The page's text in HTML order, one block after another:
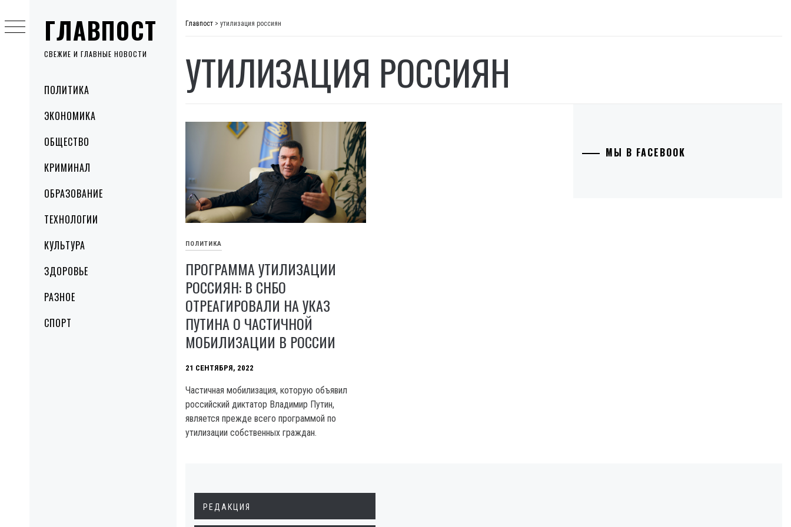
ГЛАВПОСТ
СВЕЖИЕ И ГЛАВНЫЕ НОВОСТИ
MenuПОЛИТИКА
ЭКОНОМИКА
ОБЩЕСТВО
КРИМИНАЛ
ОБРАЗОВАНИЕ
ТЕХНОЛОГИИ
КУЛЬТУРА
ЗДОРОВЬЕ
РАЗНОЕ
СПОРТ
to
content
Главпост > утилизация россиян
УТИЛИЗАЦИЯ РОССИЯН
ПОЛИТИКА
ПРОГРАММА УТИЛИЗАЦИИ
РОССИЯН: В СНБО
ОТРЕАГИРОВАЛИ НА УКАЗ
ПУТИНА О ЧАСТИЧНОЙ
МОБИЛИЗАЦИИ В РОССИИ
21 СЕНТЯБРЯ, 2022
Частичная мобилизация, которую объявил
российский диктатор Владимир Путин,
является прежде всего программой по
утилизации собственных граждан.
МЫ В FACEBOOK
РЕДАКЦИЯ